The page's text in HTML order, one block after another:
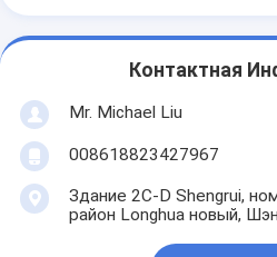
Контактная
Mr. Michael Liu
008618823427967
Здание 2C-D Shengrui,
район Longhua новый,